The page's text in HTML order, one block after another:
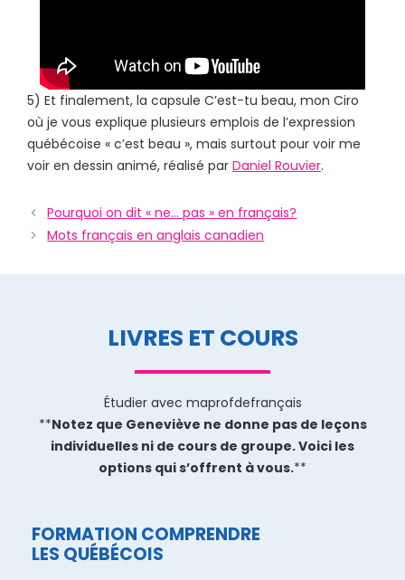
5) Et finalement, la capsule C’est-tu beau, mon Ciro
où je vous explique plusieurs emplois de l’expression
québécoise « c’est beau », mais surtout pour voir me
voir en dessin animé, réalisé par Daniel Rouvier.
Pourquoi on dit « ne… pas » en français?
Mots français en anglais canadien
LIVRES ET COURS
Étudier avec maprofdefrançais
**Notez que Geneviève ne donne pas de leçons
individuelles ni de cours de groupe. Voici les
options qui s’offrent à vous.**
FORMATION COMPRENDRE
LES QUÉBÉCOIS